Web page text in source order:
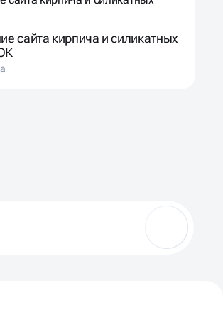
сайта кирпича и силикатных